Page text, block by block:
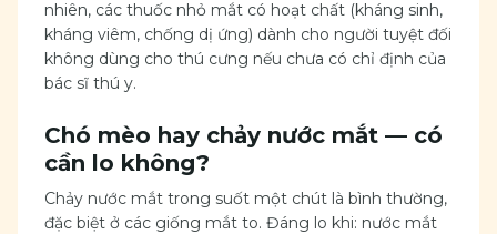
nhiên, các thuốc nhỏ mắt có hoạt chất (kháng sinh,
kháng viêm, chống dị ứng) dành cho người tuyệt đối
không dùng cho thú cưng nếu chưa có chỉ định của
bác sĩ thú y.
Chó mèo hay chảy nước mắt — có
cần lo không?
Chảy nước mắt trong suốt một chút là bình thường,
đặc biệt ở các giống mắt to. Đáng lo khi: nước mắt